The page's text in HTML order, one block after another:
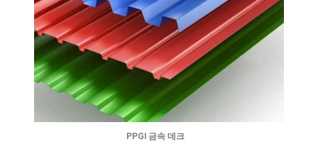
PPGI 금속 데크